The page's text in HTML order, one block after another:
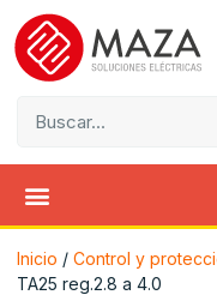
Inicio / Control y
TA25 reg.2.8 a 4.0